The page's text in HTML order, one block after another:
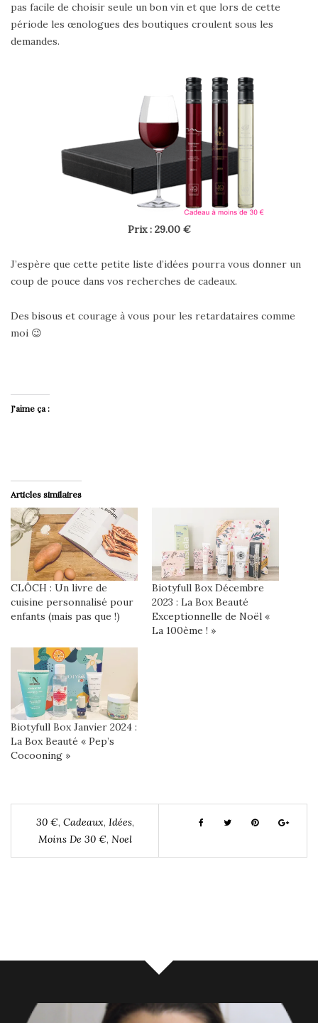
pas facile de choisir seule un bon vin et que lors de cette
période les œnologues des boutiques croulent sous les
demandes.
Prix : 29.00 €
J’espère que cette petite liste d’idées pourra vous donner un
coup de pouce dans vos recherches de cadeaux.
Des bisous et courage à vous pour les retardataires comme
moi 😉
J’aime ça :
Articles similaires
CLÔCH : Un livre de
cuisine personnalisé pour
enfants (mais pas que !)
Biotyfull Box Décembre
2023 : La Box Beauté
Exceptionnelle de Noël «
La 100ème ! »
Biotyfull Box Janvier 2024 :
La Box Beauté « Pep’s
Cocooning »
30 €, Cadeaux, Idées,
Moins De 30 €, Noel